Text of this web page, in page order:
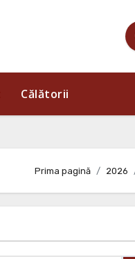
Călătorii
Prima pagină 2026